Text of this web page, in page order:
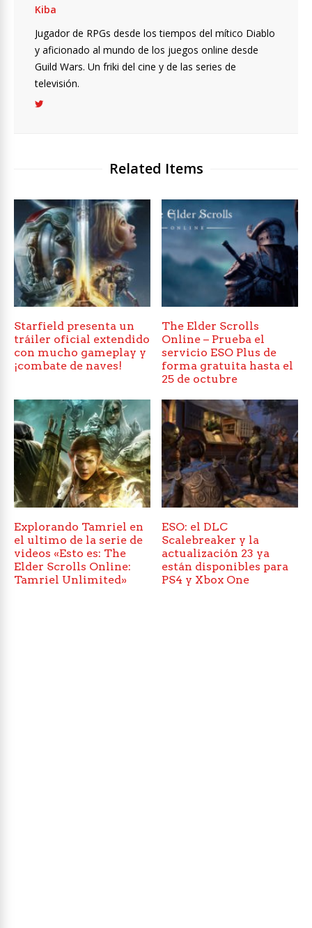
Kiba
Jugador de RPGs desde los tiempos del mítico Diablo
y aficionado al mundo de los juegos online desde
Guild Wars. Un friki del cine y de las series de
televisión.
Related Items
Starfield presenta un
tráiler oficial extendido
con mucho gameplay y
¡combate de naves!
The Elder Scrolls
Online – Prueba el
servicio ESO Plus de
forma gratuita hasta el
25 de octubre
Explorando Tamriel en
el ultimo de la serie de
videos «Esto es: The
Elder Scrolls Online:
Tamriel Unlimited»
ESO: el DLC
Scalebreaker y la
actualización 23 ya
están disponibles para
PS4 y Xbox One